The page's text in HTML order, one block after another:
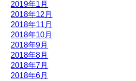
2019年1月
2018年12月
2018年11月
2018年10月
2018年9月
2018年8月
2018年7月
2018年6月